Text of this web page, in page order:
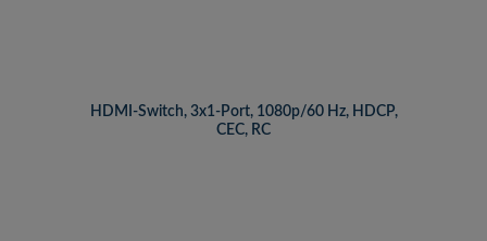
HDMI-Switch, 3x1-Port, 1080p/60 Hz, HDCP,
CEC, RC